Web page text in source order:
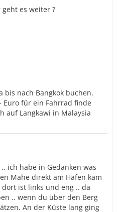
geht es weiter ?
bis nach Bangkok buchen.
Euro für ein Fahrrad finde
auf Langkawi in Malaysia
ich habe in Gedanken was
Mahe direkt am Hafen kam
ist links und eng .. da
.. wenn du über den Berg
An der Küste lang ging